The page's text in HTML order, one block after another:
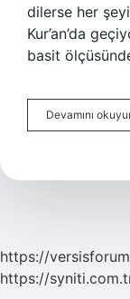
dilerse her
Kur’an’da
basit
Devamını
https://
https://